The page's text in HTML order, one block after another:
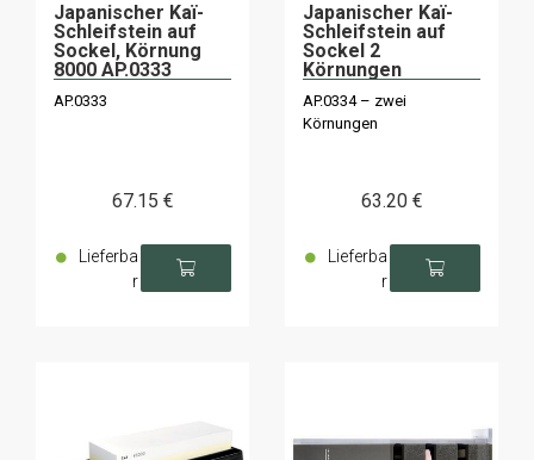
Japanischer Kaï-
Schleifstein auf
Sockel, Körnung
8000 AP.0333
AP.0333
67.15 €
Lieferba
r
Japanischer Kaï-
Schleifstein auf
Sockel 2
Körnungen
AP.0334 – zwei
Körnungen
63.20 €
Lieferba
r